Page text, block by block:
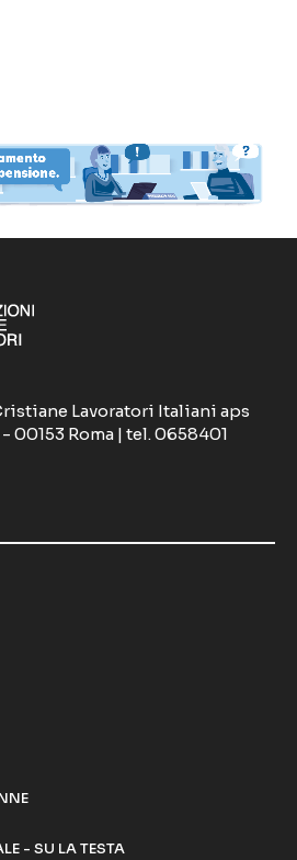
Lavoratori Italiani aps
00153 Roma | tel. 0658401
- SU LA TESTA